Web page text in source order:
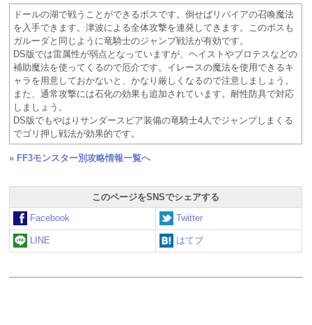
ドールの湖で戦うことができるボスです。倒せばリバイアの召喚魔法
を入手できます。津波による全体攻撃を連発してきます。このボスも
ガルーダと同じように竜騎士のジャンプ戦法が有効です。
DS版では雷属性が弱点となっていますが、ヘイストやプロテスなどの
補助魔法を使ってくるので厄介です。イレースの魔法を使用できるキ
ャラを用意しておかないと、かなり厳しくなるので注意しましょう。
また、通常攻撃には石化の効果も追加されています。耐性防具で対応
しましょう。
DS版でもやはりサンダースピア装備の竜騎士4人でジャンプしまくる
でゴリ押し戦法が効果的です。
» FF3モンスター別攻略情報一覧へ
このページをSNSでシェアする
Facebook
Twitter
LINE はてブ